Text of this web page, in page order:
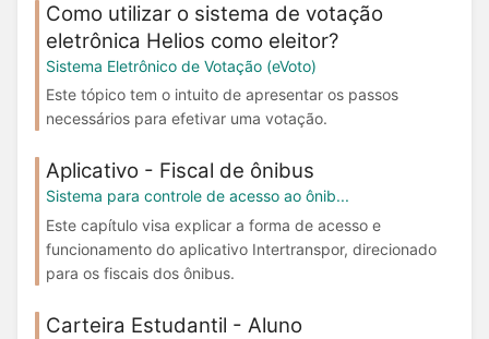
Como utilizar o sistema de votação
eletrônica Helios como eleitor?
Sistema Eletrônico de Votação (eVoto)
Este tópico tem o intuito de apresentar os passos
necessários para efetivar uma votação.
Aplicativo - Fiscal de ônibus
Sistema para controle de acesso ao ônib...
Este capítulo visa explicar a forma de acesso e
funcionamento do aplicativo Intertranspor, direcionado
para os fiscais dos ônibus.
Carteira Estudantil - Aluno